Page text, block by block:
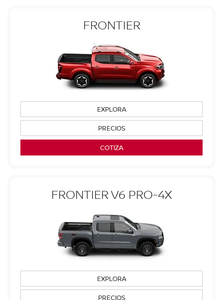
FRONTIER
EXPLORA
PRECIOS
COTIZA
FRONTIER V6 PRO-4X
EXPLORA
PRECIOS